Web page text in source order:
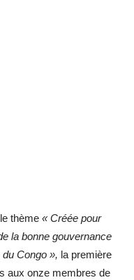
thème « Créée pour
la bonne gouvernance
Congo », la première
aux onze membres de